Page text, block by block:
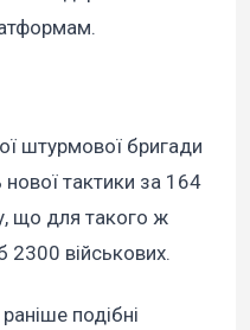
штурмової бригади
нової тактики за 164
що для такого ж
2300 військових.
подібні